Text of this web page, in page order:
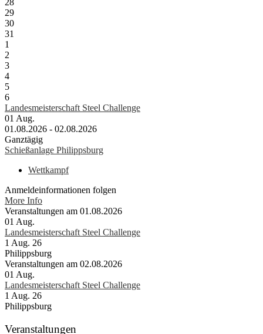
28
29
30
31
1
2
3
4
5
6
Landesmeisterschaft Steel Challenge
01 Aug.
01.08.2026 - 02.08.2026
Ganztägig
Schießanlage Philippsburg
Wettkampf
Anmeldeinformationen folgen
More Info
Veranstaltungen am 01.08.2026
01 Aug.
Landesmeisterschaft Steel Challenge
1 Aug. 26
Philippsburg
Veranstaltungen am 02.08.2026
01 Aug.
Landesmeisterschaft Steel Challenge
1 Aug. 26
Philippsburg
Veranstaltungen